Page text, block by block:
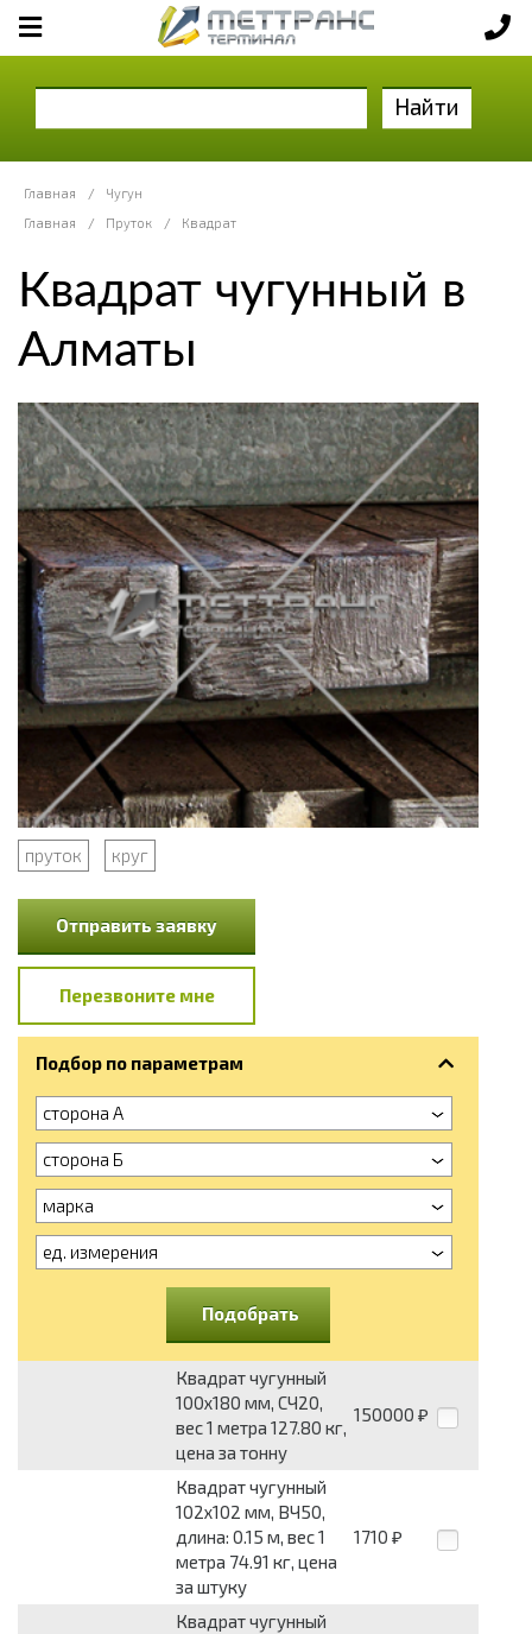
Найти
Главная /
Чугун
Главная
/ Пруток / Квадрат
Квадрат чугунный в
Алматы
пруток круг
Отправить заявку
Перезвоните мне
Подбор по параметрам
сторона А
сторона Б
марка
ед. измерения
Подобрать
Квадрат чугунный
100x180 мм, СЧ20,
вес 1 метра 127.80 кг,
цена за тонну
150000 ₽
Квадрат чугунный
102x102 мм, ВЧ50,
длина: 0.15 м, вес 1
метра 74.91 кг, цена
за штуку
1710 ₽
Квадрат чугунный